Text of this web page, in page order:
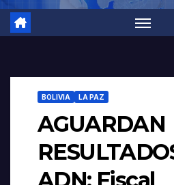
BOLIVIA LA PAZ
AGUARDAN